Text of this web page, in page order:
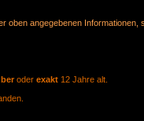
angegebenen Informationen,
oder exakt 12 Jahre alt.